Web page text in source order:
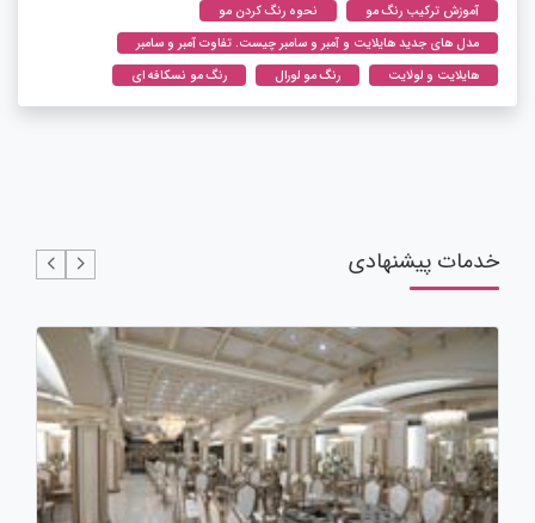
آموزش ترکیب رنگ مو
نحوه رنگ کردن مو
مدل های جدید هایلایت و آمبر و سامبر چیست. تفاوت آمبر و سامبر
هایلایت و لولایت
رنگ مو لورال رنگ مو نسکافه ای
خدمات پیشنهادی